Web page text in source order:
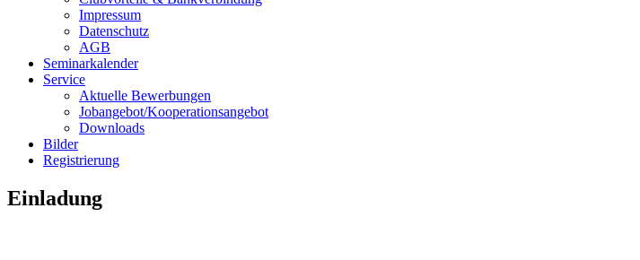
Impressum
Datenschutz
AGB
Seminarkalender
Service
Aktuelle Bewerbungen
Jobangebot/Kooperationsangebot
Downloads
Bilder
Registrierung
Einladung